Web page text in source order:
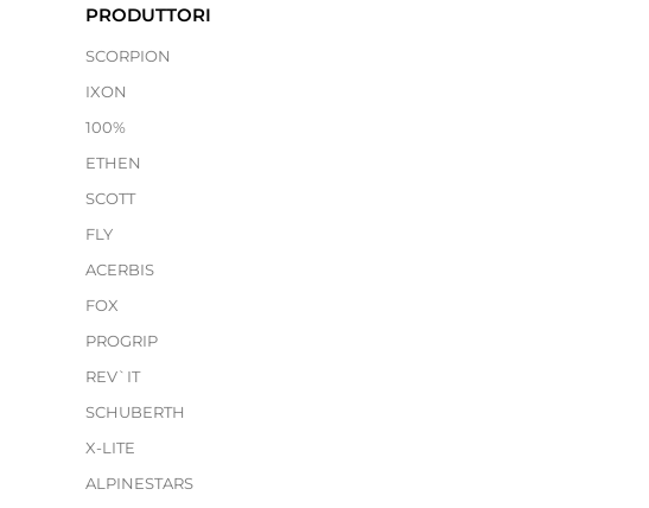
PRODUTTORI
SCORPION
IXON
100%
ETHEN
SCOTT
FLY
ACERBIS
FOX
PROGRIP
REV`IT
SCHUBERTH
X-LITE
ALPINESTARS